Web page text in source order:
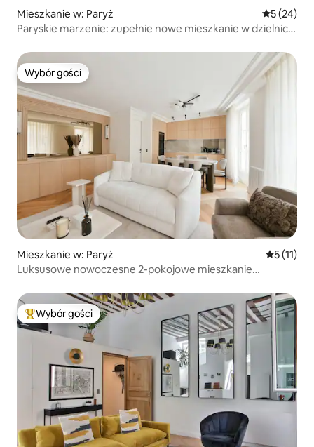
Mieszkanie w: Paryż Średnia
5 (24)
Paryskie marzenie: zupełnie nowe mieszkanie w dzielnicy
Wybór gości
Wybór gości
Mieszkanie w: Paryż Średnia
5 (11)
Luksusowe nowoczesne 2-pokojowe mieszkanie
Najpopularniejsze z kategorii Wybór gości
Wybór gości